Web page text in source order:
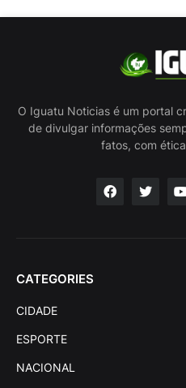
O Iguatu Noticias é um portal
de divulgar informações
fatos, com
CATEGORIES
CIDADE
ESPORTE
NACIONAL